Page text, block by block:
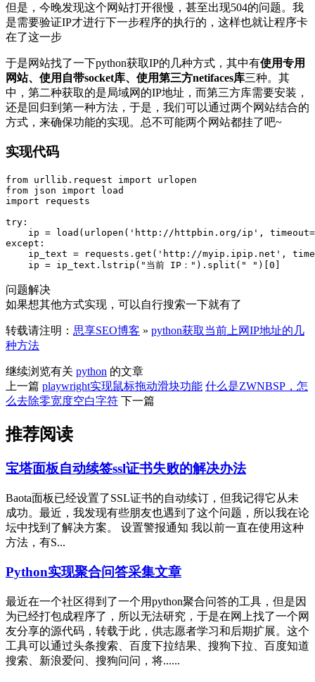
但是，今晚发现这个网站打开很慢，甚至出现504的问题。我
是需要验证IP才进行下一步程序的执行的，这样也就让程序卡
在了这一步
于是网站找了一下python获取IP的几种方式，其中有使用专用
网站、使用自带socket库、使用第三方netifaces库三种。其
中，第二种获取的是局域网的IP地址，而第三方库需要安装，
还是回归到第一种方法，于是，我们可以通过两个网站结合的
方式，来确保功能的实现。总不可能两个网站都挂了吧~
实现代码
from urllib.request import urlopen
from json import load
import requests
try:
ip = load(urlopen('http://httpbin.org/ip',
except:
ip_text = requests.get('http://myip.ipip.net',
    ip = ip_text.lstrip("当前 IP：").split(" ")[0]
问题解决
如果想其他方式实现，可以自行搜索一下就有了
转载请注明： 思享SEO博客 » python获取当前上网IP地址的几
种方法
继续浏览有关 python 的文章
上一篇 playwright实现鼠标拖动滑块功能 什么是ZWNBSP，怎
么去除零宽度空白字符 下一篇
推荐阅读
宝塔面板自动续签ssl证书失败的解决办法
Baota面板已经设置了SSL证书的自动续订，但我记得它从未
成功。最近，我发现有些朋友也遇到了这个问题，所以我在论
坛中找到了解决方案。 设置警报通知 我以前一直在使用这种
方法，有S...
Python实现聚合问答采集文章
最近在一个社区得到了一个用python聚合问答的工具，但是因
为已经打包成程序了，所以无法研究，于是在网上找了一个网
友分享的源代码，转载于此，供志愿者学习和后期扩展。这个
工具可以通过头条搜索、百度下拉结果、搜狗下拉、百度知道
搜索、新浪爱问、搜狗问问，将......